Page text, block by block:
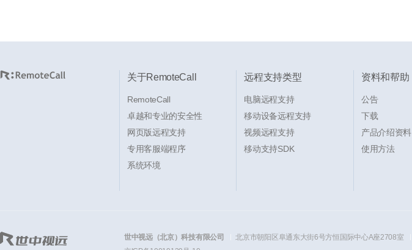
关于RemoteCall
RemoteCall
卓越和专业的安全性
网页版远程支持
专用客服端程序
系统环境
远程支持类型
电脑远程支持
移动设备远程支持
视频远程支持
移动支持SDK
资料和帮助
公告
下载
产品介绍资料
使用方法
世中视远（北京）科技有限公司 北京市朝阳区阜通东大街6号方恒国际中心A座2708室